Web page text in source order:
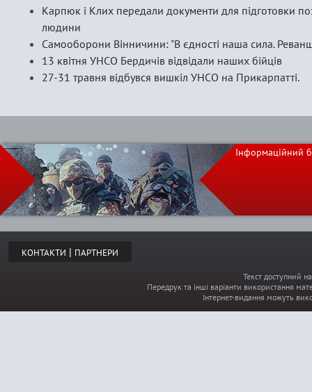
Карпюк і Клих передали документи для підготовки
людини
Самооборони Вінничини: "В єдності наша сила.
13 квітня УНСО Бердичів відвідали наших бійців
27-31 травня відбувся вишкіл УНСО на Прикарпатті.
Інформаційний
КОНТАКТИ | ПАРТНЕРИ
Текст доступний
Передрук та інші варіанти використання
Інтернет-видання можуть